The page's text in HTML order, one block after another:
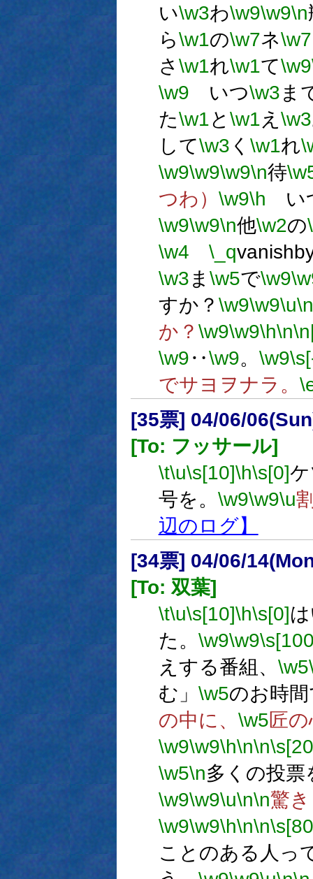
い\w3わ\w9\w9\n
ら\w1の\w7ネ\w7
さ \w1れ\w1て\w9
\w9 いつ\w3ま
た\w1と \w1え \w3
して\w3 く \w1れ
\w9\w9\w9\n待
つわ） \w9\h い
\w9\w9\n他\w2の
\w4
\_q
\w3ま \w5で\w9
すか？ \w9\w9\u\n
か？ \w9\w9\h\n
\w9‥\w9。 \w9
でサヨヲナラ。
[35票] 04/06/
[To: フッサール]
\t\u\s[10]\h\s[0]
号を。 \w9\w9\u
辺のログ】
[34票] 04/06/
[To: 双葉]
\t\u\s[10]\h\s[0]
た。 \w9\w9
えする番組、 \w5
む」 \w5のお時
の中に、 \w5匠
\w9\w9\h\n\n
\w5\n多くの投
\w9\w9\u\n\n驚
\w9\w9\h\n\n
ことのある人っ